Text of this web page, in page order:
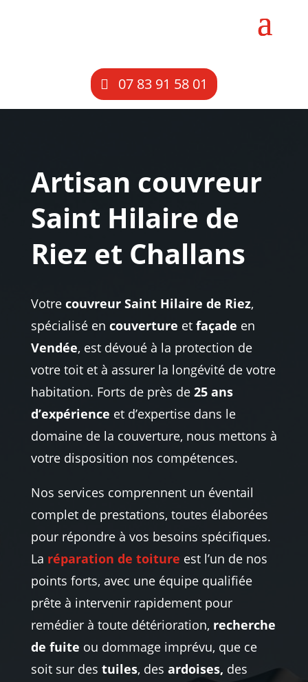
07 83 91 58 01
Artisan couvreur
Saint Hilaire de
Riez et Challans
Votre couvreur Saint Hilaire de Riez,
spécialisé en couverture et façade en
Vendée, est dévoué à la protection de
votre toit et à assurer la longévité de votre
habitation. Forts de près de 25 ans
d’expérience et d’expertise dans le
domaine de la couverture, nous mettons à
votre disposition nos compétences.
Nos services comprennent un éventail
complet de prestations, toutes élaborées
pour répondre à vos besoins spécifiques.
La réparation de toiture est l’un de nos
points forts, avec une équipe qualifiée
prête à intervenir rapidement pour
remédier à toute détérioration, recherche
de fuite ou dommage imprévu, que ce
soit sur des tuiles, des ardoises, des